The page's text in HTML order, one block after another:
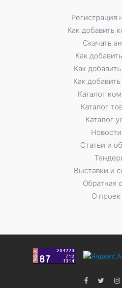
Регистрация
Как добавить
Скачать
Как
Как
Как
Каталог
Каталог
Каталог
Статьи и
Выставки и
Обратная
О